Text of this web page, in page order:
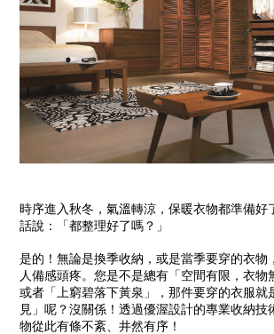
時序進入秋冬，氣溫轉涼，保暖衣物都準備好
話說：「都整理好了嗎？」
是的！無論是換季收納，或是當季要穿的衣物
人備感頭疼。您是不是總有「空間有限，衣物
或者「上窮碧落下黃泉」，那件要穿的衣服就
見」呢？沒關係！透過優渥設計的專業收納技
物從此有條不紊、井然有序！